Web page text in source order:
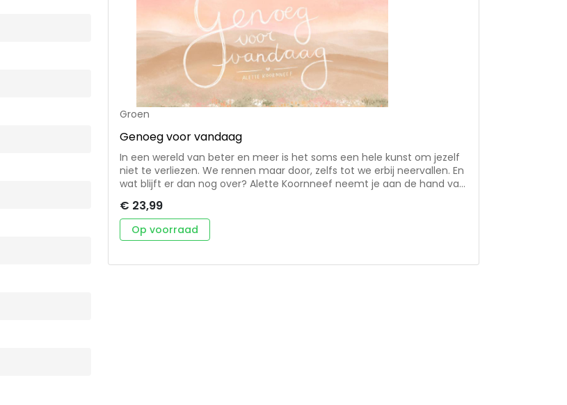
Groen
Genoeg voor vandaag
In een wereld van beter en meer is het soms een hele kunst om jezelf
niet te verliezen. We rennen maar door, zelfs tot we erbij neervallen. En
wat blijft er dan nog over? Alette Koornneef neemt je aan de hand van
voor vandaag. Naar de zegeningen en zorgen van het dagelijkse leven.
Naar de woorden van God, Die er altijd Is en zal Zijn. Met tekeningen om
bij tot rust te komen en teksten om mee te nemen onderweg.
€ 23,99
Op voorraad